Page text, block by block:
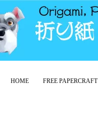
HOME FREE PAPERCRAFT